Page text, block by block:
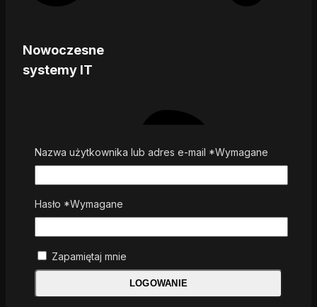
Nowoczesne
systemy IT
Nazwa użytkownika lub adres e-mail *Wymagane
Hasło *Wymagane
Zapamiętaj mnie
LOGOWANIE